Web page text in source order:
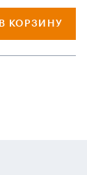
В КОРЗИНУ